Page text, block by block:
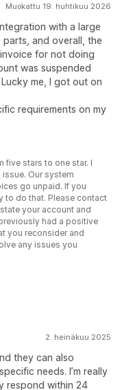
Muokattu 19. huhtikuu 2026
with a large
and overall, the
for not doing
was suspended
me, I got out on
requirements on my
five stars to one star. I
Our system
go unpaid. If you
to do that. Please contact
your account and
had a positive
you reconsider and
any issues you
2. heinäkuu 2025
they can also
needs. I’m really
respond within 24